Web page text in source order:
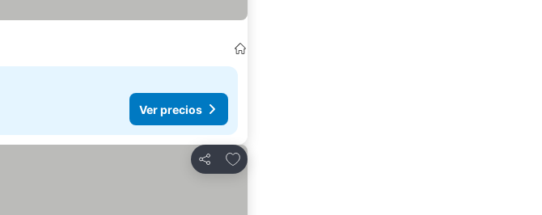
Ver precios
Compartir
Agregar a favoritos